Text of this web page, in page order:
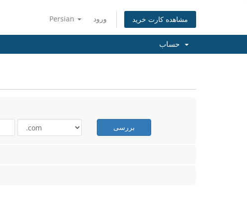
Persian ورود مشاهده کارت خرید
بررسی